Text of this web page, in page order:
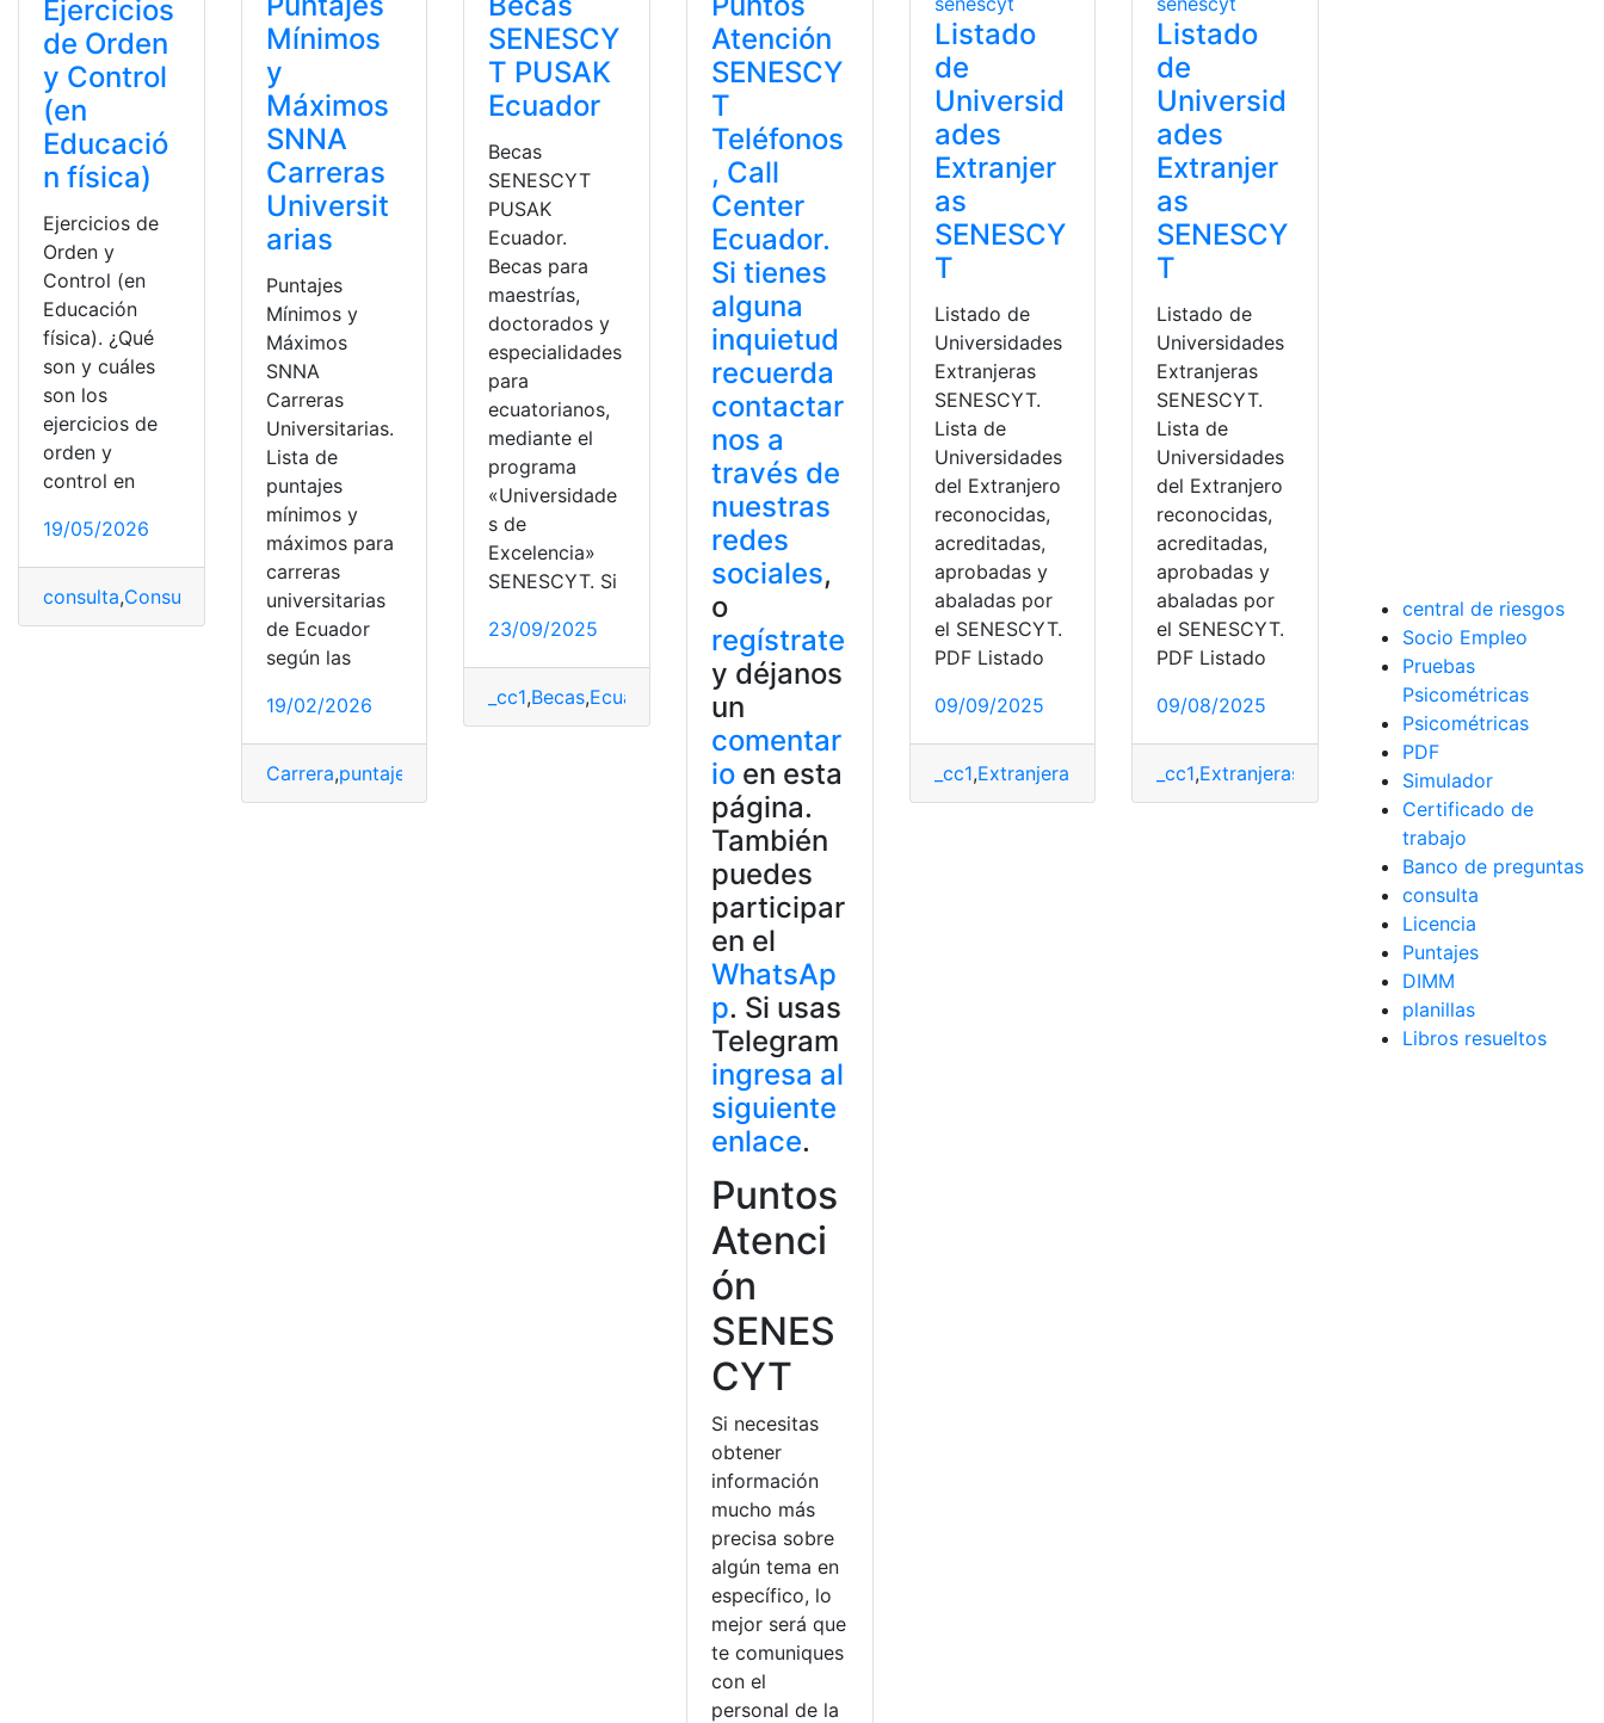
Ejercicios
de Orden
y Control
(en
Educació
n física)
Ejercicios de
Orden y
Control (en
Educación
física). ¿Qué
son y cuáles
son los
ejercicios de
orden y
control en
19/05/2026
consulta,Consulta Online ,Educación Física ejercicios orden
Mínimos
y
Máximos
SNNA
Carreras
Universit
arias
Puntajes
Mínimos y
Máximos
SNNA
Carreras
Universitarias.
Lista de
puntajes
mínimos y
máximos para
carreras
universitarias
de Ecuador
según las
19/02/2026
Carrera,puntajes
SENESCY
T PUSAK
Ecuador
Becas
SENESCYT
PUSAK
Ecuador.
Becas para
maestrías,
doctorados y
especialidades
para
ecuatorianos,
mediante el
programa
«Universidade
s de
Excelencia»
SENESCYT. Si
23/09/2025
_cc1,Becas,Ecuador Ecuatorianos Senescyt
Atención
SENESCY
T
Teléfonos
, Call
Center
Ecuador.
Si tienes
alguna
inquietud
recuerda
contactar
nos a
través de
nuestras
redes
sociales,
o
regístrate
y déjanos
un
comentar
ioen esta
página.
También
puedes
participar
en el
WhatsAp
p. Si usas
Telegram
ingresa al
siguiente
enlace.
Puntos
Atenci
ón
SENES
CYT
Si necesitas
obtener
información
mucho más
precisa sobre
algún tema en
específico, lo
mejor será que
te comuniques
con el
personal de la
Listado
de
Universid
ades
Extranjer
as
SENESCY
T
Listado de
Universidades
Extranjeras
SENESCYT.
Lista de
Universidades
del Extranjero
reconocidas,
acreditadas,
aprobadas y
abaladas por
el SENESCYT.
PDF Listado
09/09/2025
_cc1,Extranjeras Huawei Watch,Listado,Senescyt Universidades
Listado
de
Universid
ades
Extranjer
as
SENESCY
T
Listado de
Universidades
Extranjeras
SENESCYT.
Lista de
Universidades
del Extranjero
reconocidas,
acreditadas,
aprobadas y
abaladas por
el SENESCYT.
PDF Listado
09/08/2025
_cc1,Extranjeras Huawei Watch,Listado
central de riesgos
Socio Empleo
Pruebas
Psicométricas
Psicométricas
PDF
Simulador
Certificado de
trabajo
Banco de preguntas
consulta
Licencia
Puntajes
DIMM
planillas
Libros resueltos